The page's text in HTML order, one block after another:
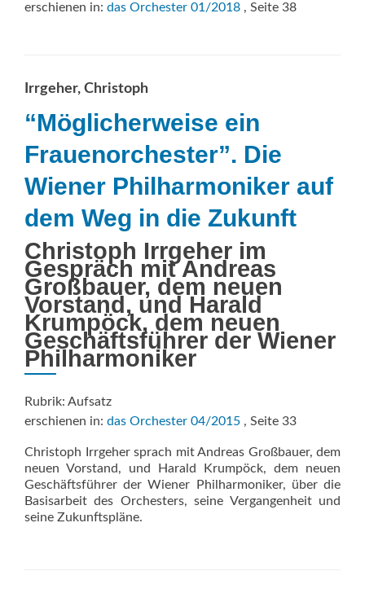
erschienen in: das Orchester 01/2018 , Seite 38
Irrgeher, Christoph
“Möglicherweise ein
Frauenorchester”. Die
Wiener Philharmoniker auf
dem Weg in die Zukunft
Christoph Irrgeher im
Gespräch mit Andreas
Großbauer, dem neuen
Vorstand, und Harald
Krumpöck, dem neuen
Geschäftsführer der Wiener
Philharmoniker
Rubrik: Aufsatz
erschienen in: das Orchester 04/2015 , Seite 33
Christoph Irrgeher sprach mit Andreas Großbauer, dem
neuen Vorstand, und Harald Krumpöck, dem neuen
Geschäftsführer der Wiener Philharmoniker, über die
Basisarbeit des Orchesters, seine Vergangenheit und
seine Zukunftspläne.